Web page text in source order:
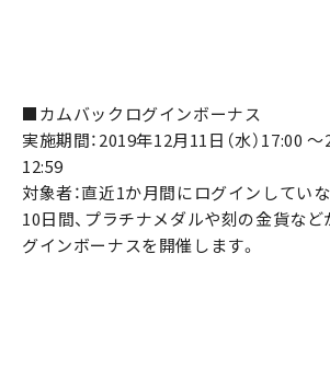
■カムバックログインボーナス
実施期間：2019年12月11日（水）17:00 ～
12:59
対象者：直近1か月間にログインしてい
10日間、プラチナメダルや刻の金貨な
グインボーナスを開催します。